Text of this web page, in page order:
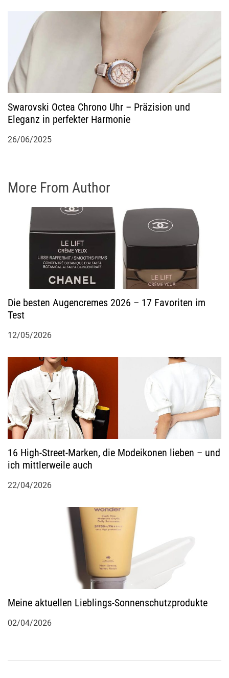
Swarovski Octea Chrono Uhr – Präzision und
Eleganz in perfekter Harmonie
26/06/2025
More From Author
Die besten Augencremes 2026 – 17 Favoriten im
Test
12/05/2026
16 High-Street-Marken, die Modeikonen lieben – und
ich mittlerweile auch
22/04/2026
Meine aktuellen Lieblings-Sonnenschutzprodukte
02/04/2026